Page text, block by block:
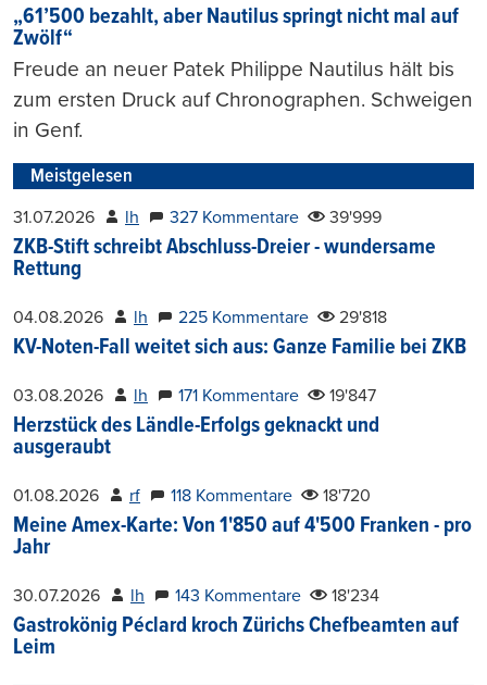
„61’500 bezahlt, aber Nautilus springt nicht mal auf
Zwölf“
Freude an neuer Patek Philippe Nautilus hält bis
zum ersten Druck auf Chronographen. Schweigen
in Genf.
Meistgelesen
31.07.2026 lh 327 Kommentare 39'999
ZKB-Stift schreibt Abschluss-Dreier - wundersame
Rettung
04.08.2026 lh 225 Kommentare 29'818
KV-Noten-Fall weitet sich aus: Ganze Familie bei ZKB
03.08.2026 lh 171 Kommentare 19'847
Herzstück des Ländle-Erfolgs geknackt und
ausgeraubt
01.08.2026 rf 118 Kommentare 18'720
Meine Amex-Karte: Von 1'850 auf 4'500 Franken - pro
Jahr
30.07.2026 lh 143 Kommentare 18'234
Gastrokönig Péclard kroch Zürichs Chefbeamten auf
Leim